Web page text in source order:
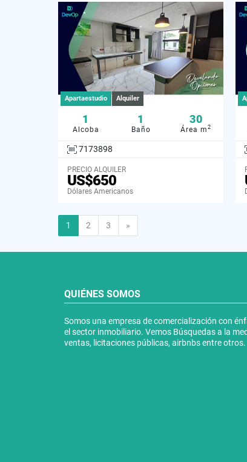
Apartaestudio Alquiler
1
Alcoba
1
Baño
30
Área m 2
7173898
PRECIO ALQUILER
US$650
Dólares Americanos
1 2 3 »
QUIÉNES SOMOS
Somos una empresa de comercialización con
el sector inmobiliario. Vemos Búsquedas a la
ventas, licitaciones públicas, airbnbs entre otros.